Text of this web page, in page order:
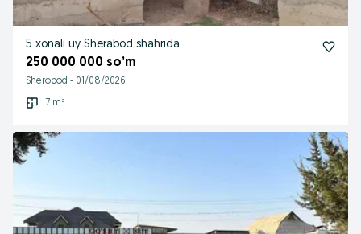
5 xonali uy Sherabod shahrida
250 000 000 so’m
Sherobod - 01/08/2026
7 m²